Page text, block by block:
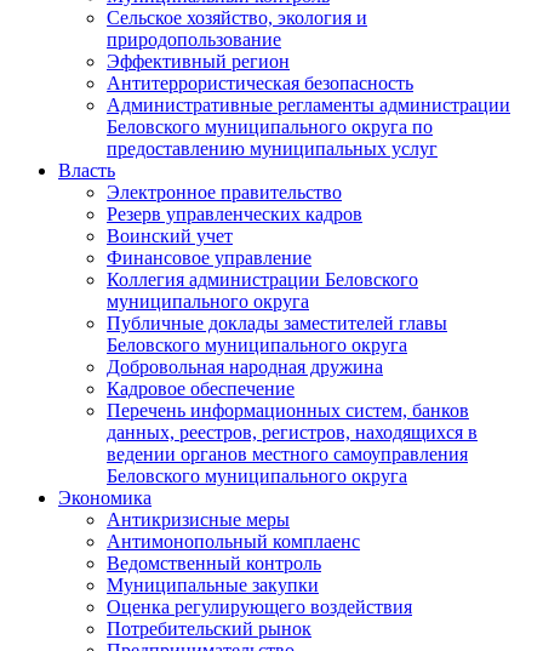
Сельское хозяйство, экология и
природопользование
Эффективный регион
Антитеррористическая безопасность
Административные регламенты администрации
Беловского муниципального округа по
предоставлению муниципальных услуг
Власть
Электронное правительство
Резерв управленческих кадров
Воинский учет
Финансовое управление
Коллегия администрации Беловского
муниципального округа
Публичные доклады заместителей главы
Беловского муниципального округа
Добровольная народная дружина
Кадровое обеспечение
Перечень информационных систем, банков
данных, реестров, регистров, находящихся в
ведении органов местного самоуправления
Беловского муниципального округа
Экономика
Антикризисные меры
Антимонопольный комплаенс
Ведомственный контроль
Муниципальные закупки
Оценка регулирующего воздействия
Потребительский рынок